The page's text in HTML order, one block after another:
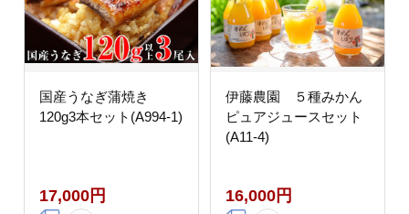
国産うなぎ蒲焼き
120g3本セット(A994-1)
17,000円
伊藤農園 ５種みかん
ピュアジュースセット
(A11-4)
16,000円